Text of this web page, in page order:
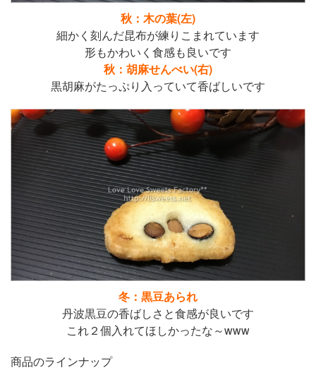
秋：木の葉(左)
細かく刻んだ昆布が練りこまれています
形もかわいく食感も良いです
秋：胡麻せんべい(右)
黒胡麻がたっぷり入っていて香ばしいです
冬：黒豆あられ
丹波黒豆の香ばしさと食感が良いです
これ２個入れてほしかったな～www
商品のラインナップ